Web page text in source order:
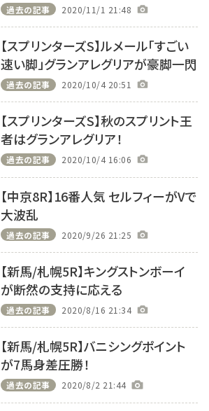
過去の記事 2020/11/1 21:48
【スプリンターズS】ルメール「すごい
速い脚」グランアレグリアが豪脚一閃
過去の記事 2020/10/4 20:51
【スプリンターズS】秋のスプリント王
者はグランアレグリア！
過去の記事 2020/10/4 16:06
【中京8R】16番人気 セルフィーがVで
大波乱
過去の記事 2020/9/26 21:25
【新馬/札幌5R】キングストンボーイ
が断然の支持に応える
過去の記事 2020/8/16 21:34
【新馬/札幌5R】バニシングポイント
が7馬身差圧勝！
過去の記事 2020/8/2 21:44